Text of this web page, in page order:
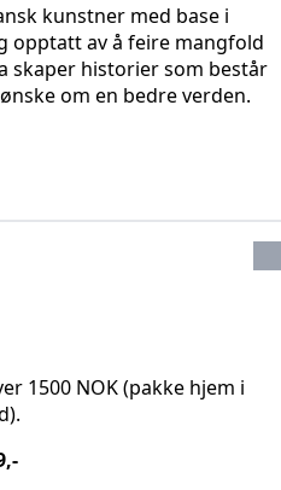
kunstner med base i
opptatt av å feire mangfold
skaper historier som består
om en bedre verden.
1500 NOK (pakke hjem i